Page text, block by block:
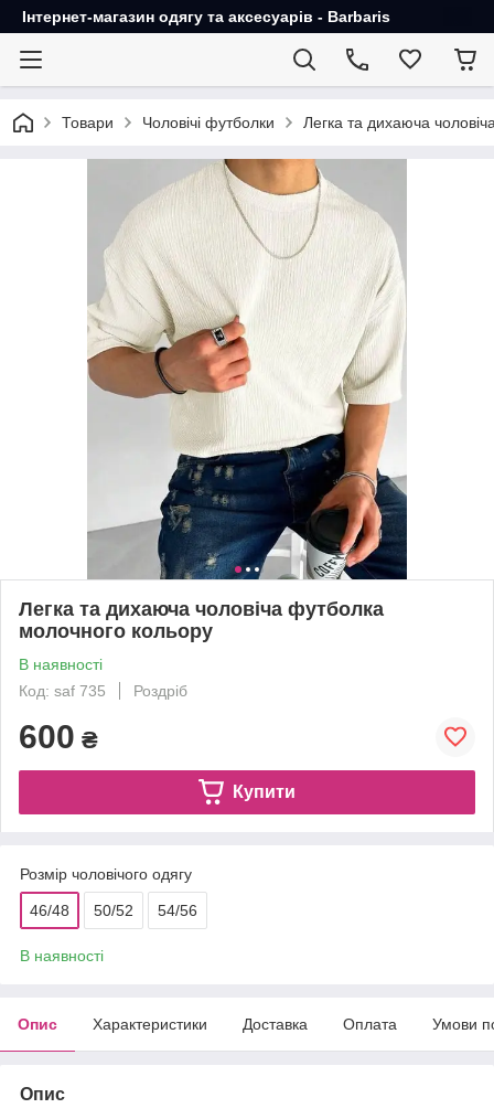
Інтернет-магазин одягу та аксесуарів - Barbaris
Товари Чоловічі футболки Легка та дихаюча
Легка та дихаюча чоловіча футболка
молочного кольору
В наявності
Код: saf 735
Роздріб
600 ₴
Купити
Розмір чоловічого одягу
46/48 50/52 54/56
В наявності
Опис Характеристики Доставка Оплата Умови
Опис